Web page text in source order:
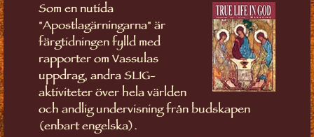
Som en nutida
"Apostlagärningarna" är
färgtidningen fylld med
rapporter om Vassulas
uppdrag, andra SLIG-
aktiviteter över hela världen
och andlig undervisning från budskapen
(enbart engelska).